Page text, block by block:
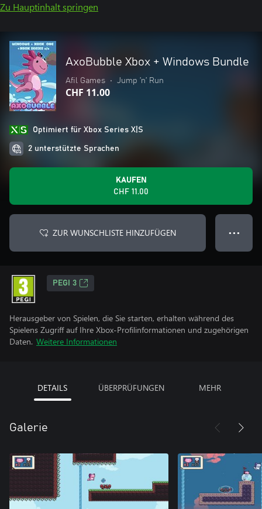
Zu Hauptinhalt springen
AxoBubble Xbox + Windows Bundle
Afil Games • Jump ’n’ Run
CHF 11.00
Optimiert für Xbox Series X|S
2 unterstützte Sprachen
KAUFEN
CHF 11.00
ZUR WUNSCHLISTE HINZUFÜGEN ● ● ●
PEGI 3
Herausgeber von Spielen, die Sie starten, erhalten während des
Spielens Zugriff auf Ihre Xbox-Profilinformationen und zugehörigen
Daten. Weitere Informationen
DETAILS ÜBERPRÜFUNGEN MEHR
Galerie